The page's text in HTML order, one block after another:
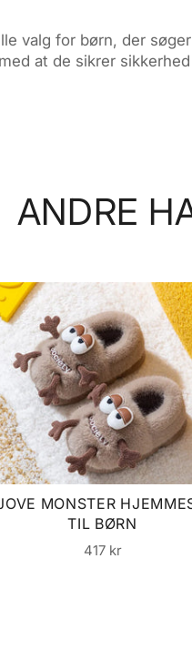
valg for børn, der
at de sikrer
ANDRE
MONSTER
TIL BØRN
Normalpris
417 kr